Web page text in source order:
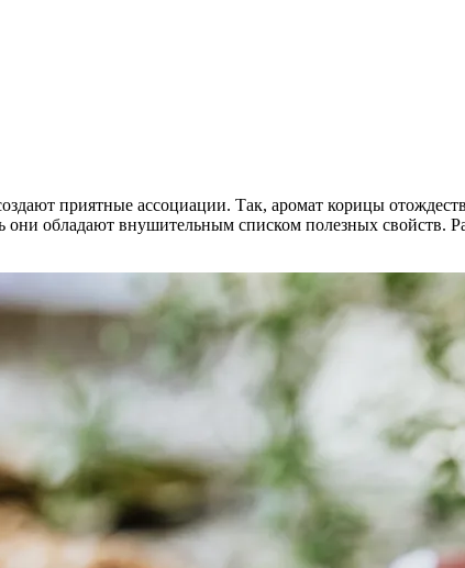
приятные ассоциации. Так, аромат корицы
они обладают внушительным списком полезных свойств.